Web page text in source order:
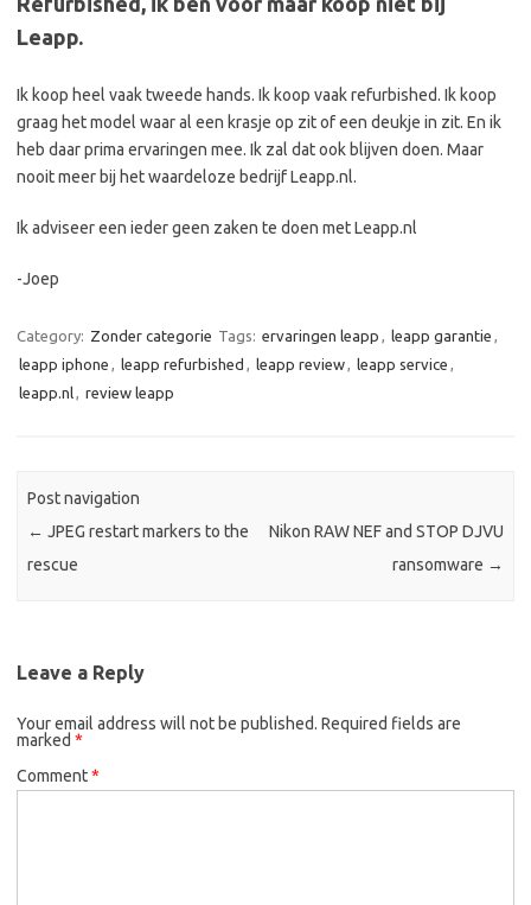
Leapp.
Ik koop heel vaak tweede hands. Ik koop vaak refurbished. Ik koop
graag het model waar al een krasje op zit of een deukje in zit. En ik
heb daar prima ervaringen mee. Ik zal dat ook blijven doen. Maar
nooit meer bij het waardeloze bedrijf Leapp.nl.
Ik adviseer een ieder geen zaken te doen met Leapp.nl
-Joep
Category: Zonder categorie Tags: ervaringen leapp , leapp garantie ,
leapp iphone , leapp refurbished , leapp review, leapp service ,
leapp.nl, review leapp
Post navigation
← JPEG restart markers to the
rescue
Nikon RAW NEF and STOP DJVU
ransomware →
Leave a Reply
Your email address will not be published. Required fields are
marked *
Comment*